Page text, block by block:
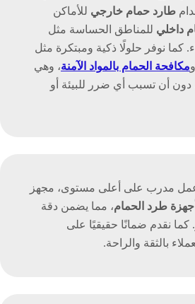
طارد حمام خارجي للأماكن
داخلي للمناطق الحساسة مثل
كما نوفر حلولًا ذكية ومبتكرة مثل
ومكافحة الحمام بالمواد الآمنة، وهي
دون أن تسبب أي ضرر للبيئة أو
عمل مدرب على أعلى مستوى، مجهز
طرد الحمام، مما يضمن دقة
كما نقدم ضمانًا حقيقيًا على
بالثقة والراحة.